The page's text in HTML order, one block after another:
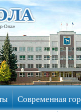
Ола»
Современная